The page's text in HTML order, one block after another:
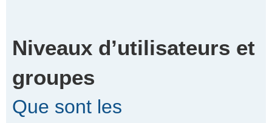
Niveaux d’utilisateurs et
groupes
Que sont les